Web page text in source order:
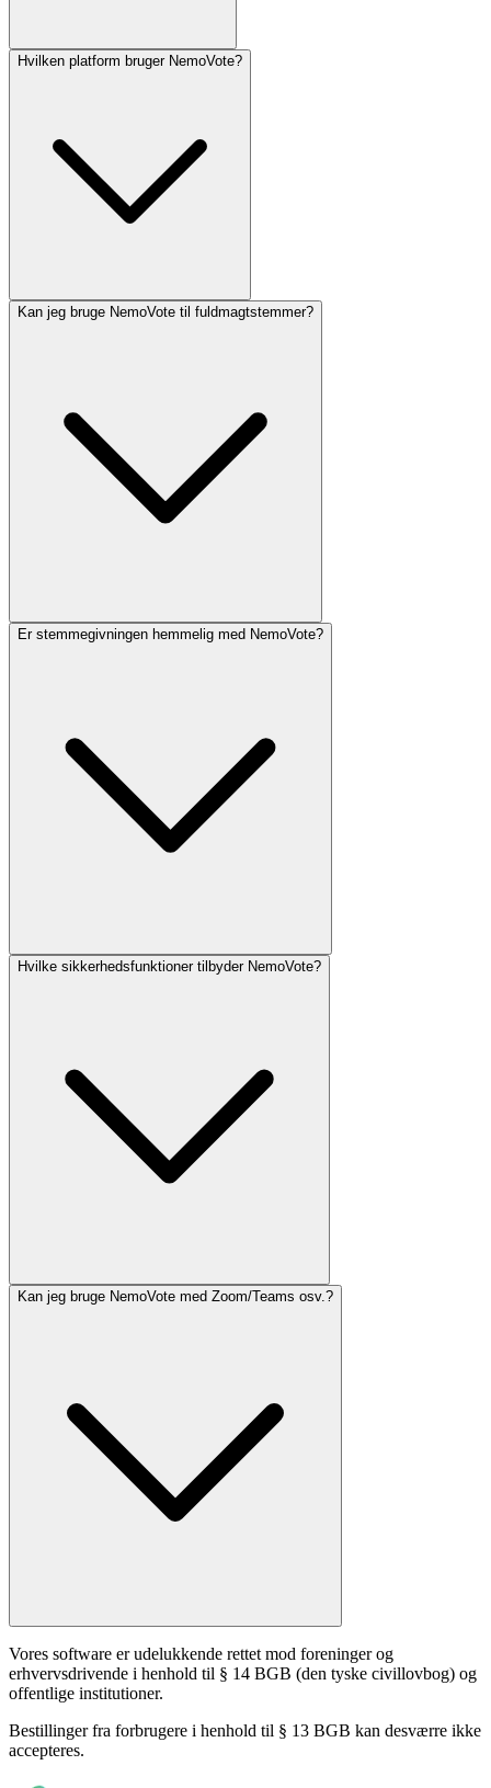
Hvilken platform bruger NemoVote?
Kan jeg bruge NemoVote til fuldmagtstemmer?
Er stemmegivningen hemmelig med NemoVote?
Hvilke sikkerhedsfunktioner tilbyder NemoVote?
Kan jeg bruge NemoVote med Zoom/Teams osv.?
Vores software er udelukkende rettet mod foreninger og
erhvervsdrivende i henhold til § 14 BGB (den tyske civillovbog) og
offentlige institutioner.
Bestillinger fra forbrugere i henhold til § 13 BGB kan desværre ikke
accepteres.